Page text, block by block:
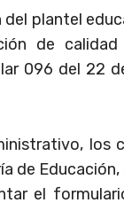
plantel
de
096 del 22
los
de Educación,
el